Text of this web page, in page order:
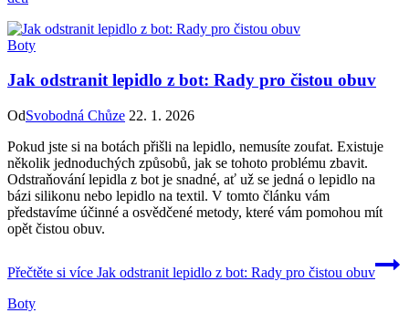
Boty
Jak odstranit lepidlo z bot: Rady pro čistou obuv
OdSvobodná Chůze 22. 1. 2026
Pokud jste si na botách přišli na lepidlo, nemusíte zoufat. Existuje
několik jednoduchých způsobů, jak se tohoto problému zbavit.
Odstraňování lepidla z bot je snadné, ať už se jedná o lepidlo na
bázi silikonu nebo lepidlo na textil. V tomto článku vám
představíme účinné a osvědčené metody, které vám pomohou mít
opět čistou obuv.
Přečtěte si více Jak odstranit lepidlo z bot: Rady pro čistou obuv
Boty